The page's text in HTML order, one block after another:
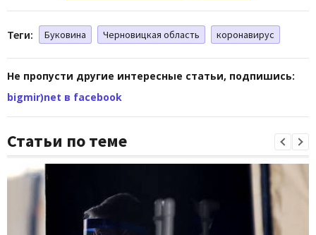
Теги: Буковина Черновицкая область коронавирус
Не пропусти другие интересные статьи, подпишись:
bigmir)net в facebook
Статьи по теме